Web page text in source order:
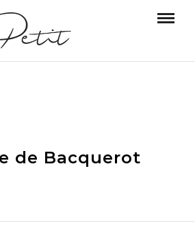
de Bacquerot